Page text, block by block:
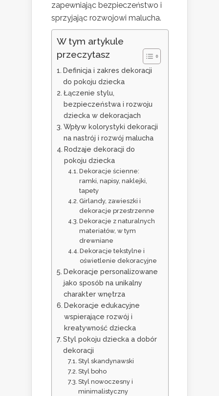
zapewniając bezpieczeństwo i
sprzyjając rozwojowi malucha.
W tym artykule
przeczytasz
Definicja i zakres dekoracji
do pokoju dziecka
Łączenie stylu,
bezpieczeństwa i rozwoju
dziecka w dekoracjach
Wpływ kolorystyki dekoracji
na nastrój i rozwój malucha
Rodzaje dekoracji do
pokoju dziecka
Dekoracje ścienne:
ramki, napisy, naklejki,
tapety
Girlandy, zawieszki i
dekoracje przestrzenne
Dekoracje z naturalnych
materiałów, w tym
drewniane
Dekoracje tekstylne i
oświetlenie dekoracyjne
Dekoracje personalizowane
jako sposób na unikalny
charakter wnętrza
Dekoracje edukacyjne
wspierające rozwój i
kreatywność dziecka
Styl pokoju dziecka a dobór
dekoracji
Styl skandynawski
Styl boho
Styl nowoczesny i
minimalistyczny